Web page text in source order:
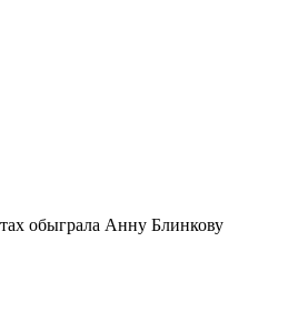
обыграла Анну Блинкову